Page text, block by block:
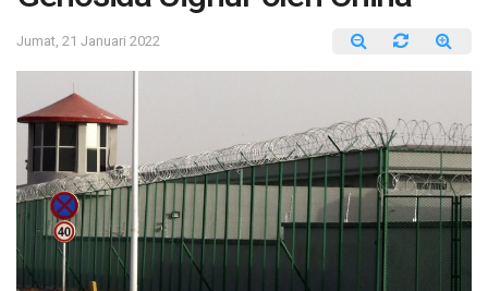
Jumat, 21 Januari 2022